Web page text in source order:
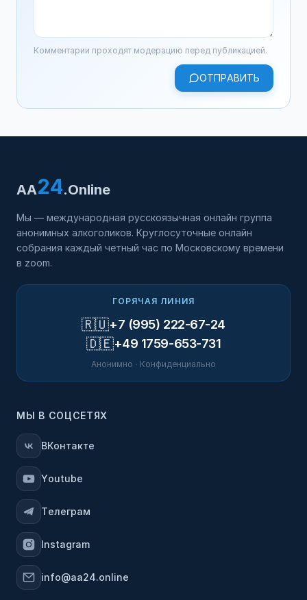
Комментарии проходят модерацию перед публикацией.
ОТПРАВИТЬ
AA24.Online
Мы — международная русскоязычная онлайн группа
анонимных алкоголиков. Круглосуточные онлайн
собрания каждый четный час по Московскому времени
в zoom.
ГОРЯЧАЯ ЛИНИЯ
🇷🇺+7 (995) 222-67-24
🇩🇪+49 1759-653-731
Анонимно · Конфиденциально
МЫ В СОЦСЕТЯХ
ВКонтакте
Youtube
Телеграм
Instagram
info@aa24.online